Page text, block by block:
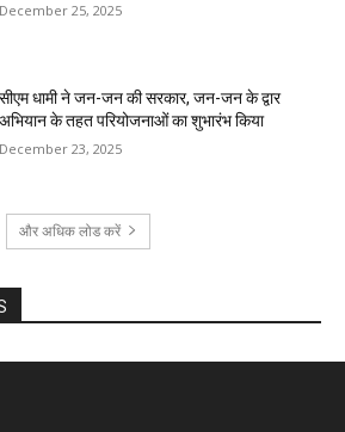
December 25, 2025
सीएम धामी ने जन-जन की सरकार, जन-जन के द्वार
अभियान के तहत परियोजनाओं का शुभारंभ किया
December 23, 2025
और अधिक लोड करें